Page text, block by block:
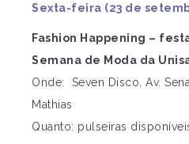
Sexta-feira (23 de
Fashion Happening –
Semana de Moda da
Onde: Seven Disco, Av.
Mathias
Quanto: pulseiras